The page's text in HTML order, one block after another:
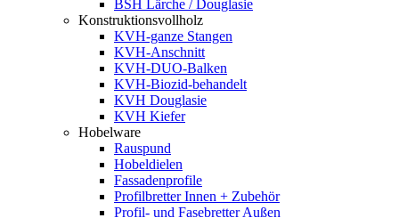
BSH Lärche / Douglasie
Konstruktionsvollholz
KVH-ganze Stangen
KVH-Anschnitt
KVH-DUO-Balken
KVH-Biozid-behandelt
KVH Douglasie
KVH Kiefer
Hobelware
Rauspund
Hobeldielen
Fassadenprofile
Profilbretter Innen + Zubehör
Profil- und Fasebretter Außen